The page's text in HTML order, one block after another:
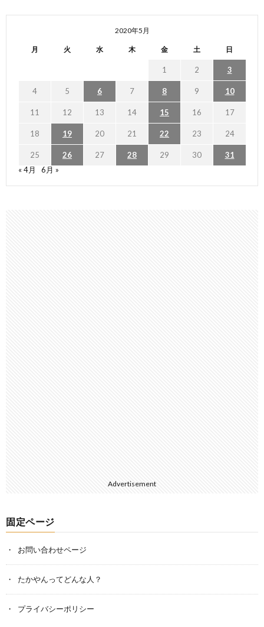
2020年5月
月 火 水 木 金 土 日
1 2 3
4 5 6 7 8 9 10
11 12 13 14 15 16 17
18 19 20 21 22 23 24
25 26 27 28 29 30
31
« 4月
6月 »
Advertisement
固定ページ
お問い合わせページ
たかやんってどんな人？
プライバシーポリシー